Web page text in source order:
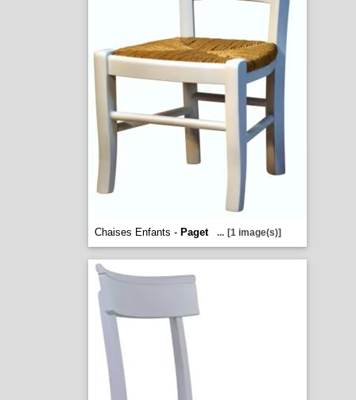
Chaises Enfants - Paget ... [1 image(s)]